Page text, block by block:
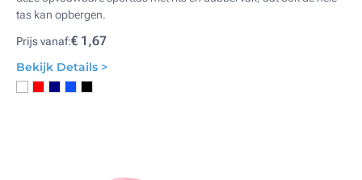
tas kan opbergen.
Prijs vanaf:€ 1,67
Bekijk Details >